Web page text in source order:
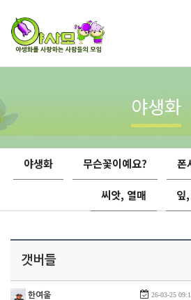
야생화
야생화 무슨꽃이예요? 폰
씨앗, 열매 잎
갯버들
한여울 26-03-25